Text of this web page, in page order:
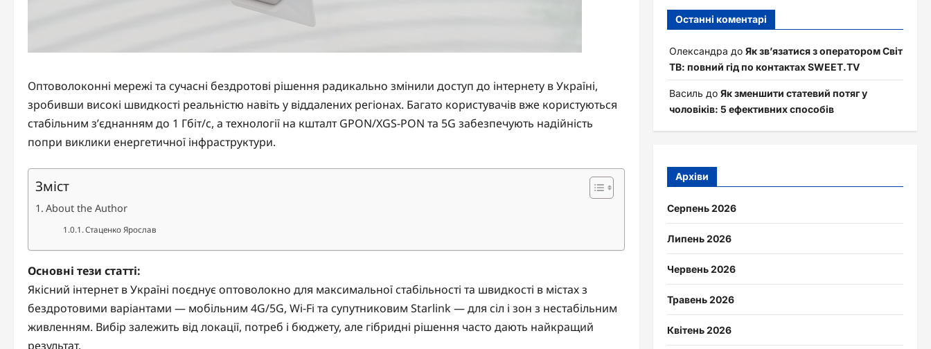
Оптоволоконні мережі та сучасні бездротові рішення радикально змінили доступ до інтернету в Україні,
зробивши високі швидкості реальністю навіть у віддалених регіонах. Багато користувачів вже користуються
стабільним з’єднанням до 1 Гбіт/с, а технології на кшталт GPON/XGS-PON та 5G забезпечують надійність
попри виклики енергетичної інфраструктури.
Зміст
About the Author
Стаценко Ярослав
Основні тези статті:
Якісний інтернет в Україні поєднує оптоволокно для максимальної стабільності та швидкості в містах з
бездротовими варіантами — мобільним 4G/5G, Wi-Fi та супутниковим Starlink — для сіл і зон з нестабільним
живленням. Вибір залежить від локації, потреб і бюджету, але гібридні рішення часто дають найкращий
результат.
Останні коментарі
Олександра до Як зв’язатися з оператором Світ
ТВ: повний гід по контактах SWEET.TV
Василь до Як зменшити статевий потяг у
чоловіків: 5 ефективних способів
Архіви
Серпень 2026
Липень 2026
Червень 2026
Травень 2026
Квітень 2026